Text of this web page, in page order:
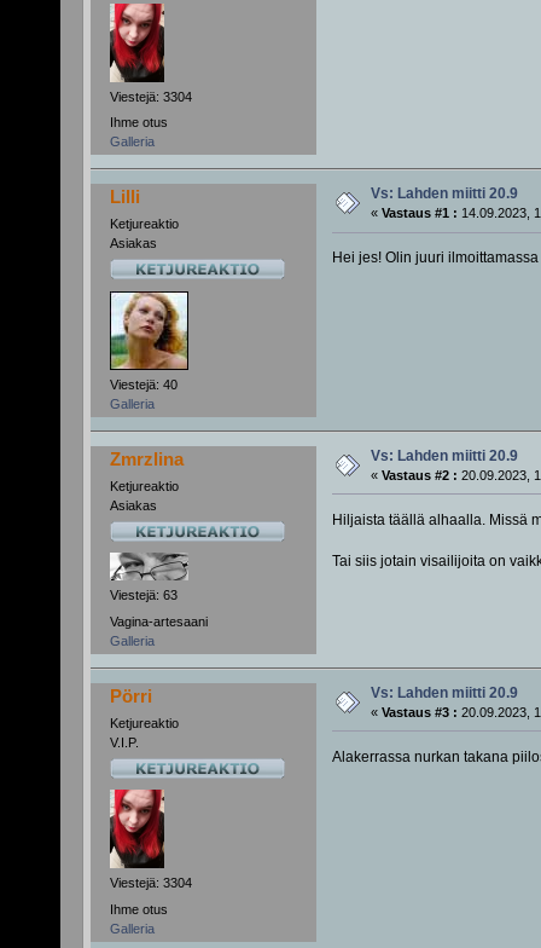
Viestejä: 3304
Ihme otus
Galleria
Lilli
Ketjureaktio
Asiakas
Viestejä: 40
Galleria
Vs: Lahden miitti 20.9
« Vastaus #1 : 14.09.2023,
Hei jes! Olin juuri
Zmrzlina
Ketjureaktio
Asiakas
Viestejä: 63
Vagina-artesaani
Galleria
Vs: Lahden miitti 20.9
« Vastaus #2 : 20.09.2023,
Hiljaista täällä alhaalla. Missä
Tai siis jotain visailijoita on
Pörri
Ketjureaktio
V.I.P.
Viestejä: 3304
Ihme otus
Galleria
Vs: Lahden miitti 20.9
« Vastaus #3 : 20.09.2023,
Alakerrassa nurkan takana